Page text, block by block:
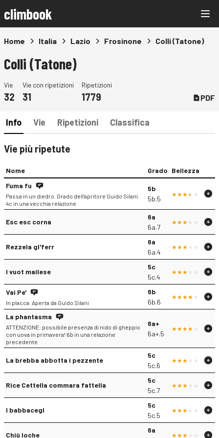
climbook
Home Italia Lazio Frosinone Colli (Tatone)
Colli (Tatone)
Vie
32
Vie con ripetizioni
31
Ripetizioni
1779 PDF
Info Vie Ripetizioni Classifica
Vie più ripetute
Nome Grado Bellezza
Fuma fu
Passa in un diedro. Grado dell'apritore Guido Silani.
4c in una vecchia relazione
5b
5b.5
Esc esc corna
6a
6a.7
Rezzela gl'ferr
6a
6a.4
I vuot mailese
5c
5c.4
Vai Pe'
In placca. Aperta da Guido Silani
6b
6b.6
La phantasma
ATTENZIONE: possibile presenza di nido di gheppio
con uova in primavera! 6b in una relazione
precedente
6a+
6a+.5
La brebba abbotta i pezzente
5c
5c.6
Rice Cettella commara fattella
5c
5c.7
I babbacegl
5c
5c.5
Chiù loche
6a